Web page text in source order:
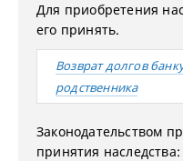
Для приобретения
его принять.
Возврат долгов
родственника
Законодательством
принятия